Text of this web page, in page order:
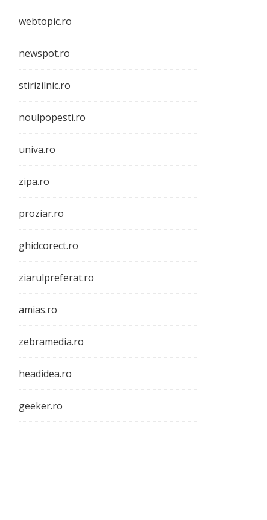
webtopic.ro
newspot.ro
stirizilnic.ro
noulpopesti.ro
univa.ro
zipa.ro
proziar.ro
ghidcorect.ro
ziarulpreferat.ro
amias.ro
zebramedia.ro
headidea.ro
geeker.ro